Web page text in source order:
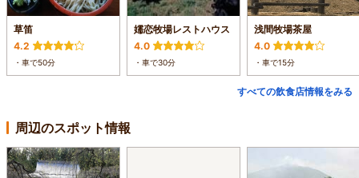
草笛
4.2
・車で50分
嬬恋牧場レストハウス
4.0
・車で30分
浅間牧場茶屋
4.0
・車で15分
すべての飲食店情報をみる
周辺のスポット情報